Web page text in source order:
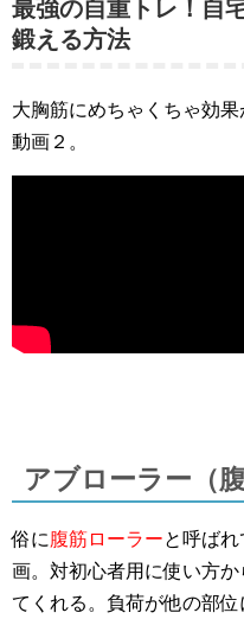
最強の自重トレ！自
鍛える方法
大胸筋にめちゃくちゃ効
動画２。
アブローラー（腹
俗に腹筋ローラーと呼ば
画。対初心者用に使い方
てくれる。負荷が他の部